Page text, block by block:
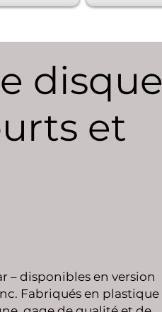
disque
et
– disponibles en version
Fabriqués en plastique